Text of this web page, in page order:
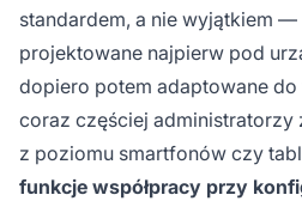
standardem, a nie wyjątkiem
projektowane najpierw pod
dopiero potem adaptowane
coraz częściej administratorzy
z poziomu smartfonów czy
funkcje współpracy przy